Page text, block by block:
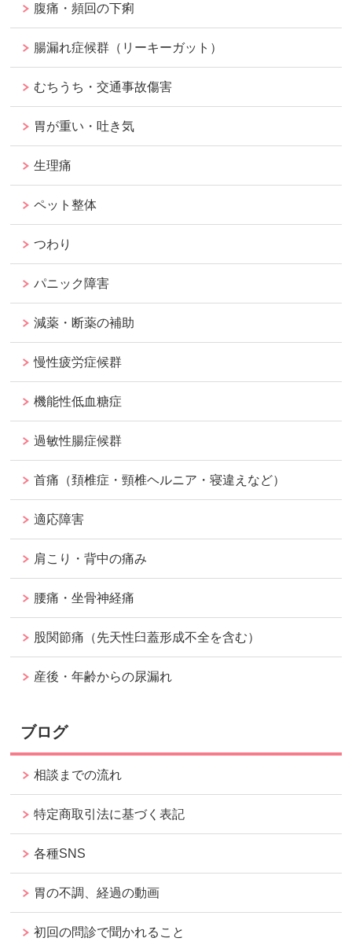
腹痛・頻回の下痢
腸漏れ症候群（リーキーガット）
むちうち・交通事故傷害
胃が重い・吐き気
生理痛
ペット整体
つわり
パニック障害
減薬・断薬の補助
慢性疲労症候群
機能性低血糖症
過敏性腸症候群
首痛（頚椎症・頸椎ヘルニア・寝違えなど）
適応障害
肩こり・背中の痛み
腰痛・坐骨神経痛
股関節痛（先天性臼蓋形成不全を含む）
産後・年齢からの尿漏れ
ブログ
相談までの流れ
特定商取引法に基づく表記
各種SNS
胃の不調、経過の動画
初回の問診で聞かれること